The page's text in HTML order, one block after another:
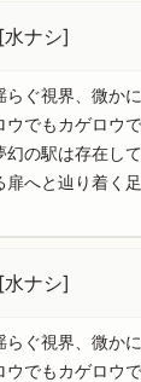
ナシ]
ぐ視界、微か
でもカゲロウ
の駅は存在し
へと辿り着く
ナシ]
ぐ視界、微か
でもカゲロウ